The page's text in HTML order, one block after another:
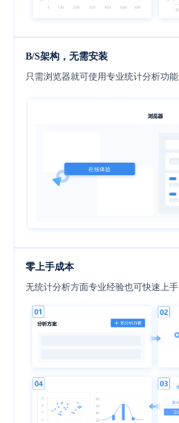
B/S架构，无需安装
只需浏览器就可使用专业统计分析功能
零上手成本
无统计分析方面专业经验也可快速上手